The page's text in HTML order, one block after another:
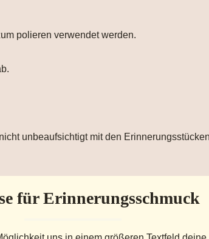
polieren verwendet werden.
unbeaufsichtigt mit den
für Erinnerungsschmuck